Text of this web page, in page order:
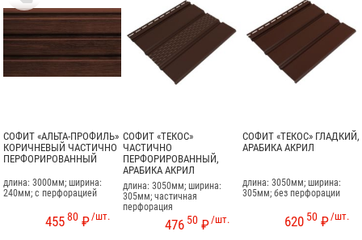
СОФИТ «АЛЬТА-ПРОФИЛЬ»
КОРИЧНЕВЫЙ ЧАСТИЧНО
ПЕРФОРИРОВАННЫЙ
длина: 3000мм; ширина:
240мм; с перфорацией
/шт.
45580 ₽
СОФИТ «ТЕКОС»
ЧАСТИЧНО
ПЕРФОРИРОВАННЫЙ,
АРАБИКА АКРИЛ
длина: 3050мм; ширина:
305мм; частичная
перфорация
/шт.
476 50 ₽
СОФИТ «ТЕКОС» ГЛАДКИЙ,
АРАБИКА АКРИЛ
длина: 3050мм; ширина:
305мм; без перфорации
/шт.
620 50 ₽